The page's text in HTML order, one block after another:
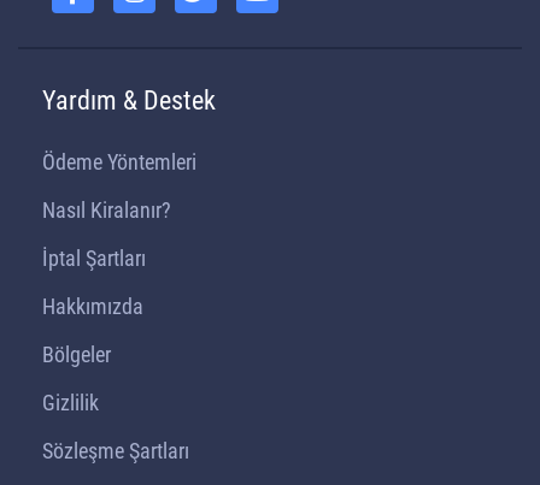
Yardım & Destek
Ödeme Yöntemleri
Nasıl Kiralanır?
İptal Şartları
Hakkımızda
Bölgeler
Gizlilik
Sözleşme Şartları